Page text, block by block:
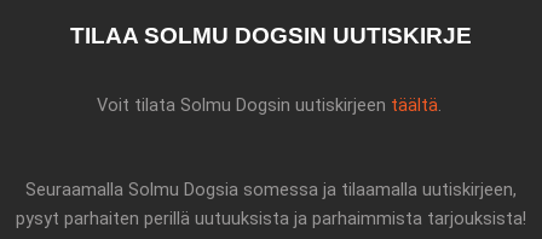
e
o
t
g
m
t
a
t
k
TILAA SOLMU DOGSIN UUTISKIRJE
Voit tilata Solmu Dogsin uutiskirjeen täältä.
Seuraamalla Solmu Dogsia somessa ja tilaamalla uutiskirjeen,
pysyt parhaiten perillä uutuuksista ja parhaimmista tarjouksista!